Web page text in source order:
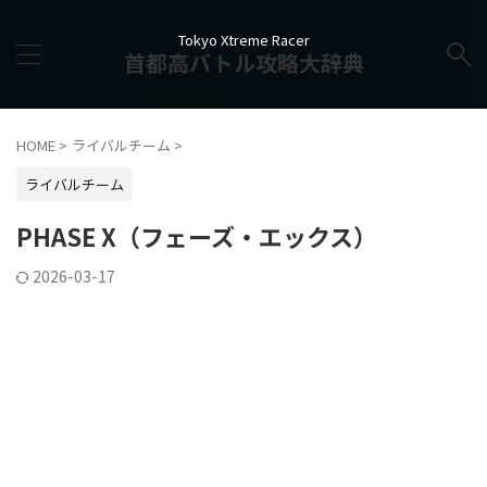
Tokyo Xtreme Racer
首都高バトル攻略大辞典
HOME > ライバルチーム >
ライバルチーム
PHASE X（フェーズ・エックス）
2026-03-17